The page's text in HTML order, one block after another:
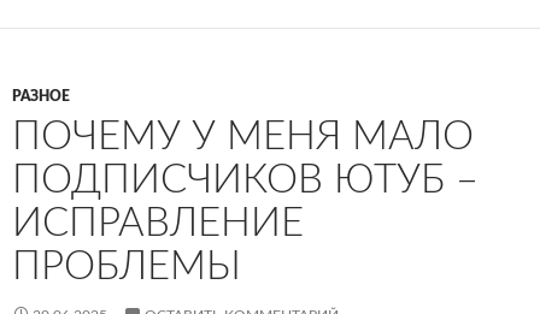
РАЗНОЕ
ПОЧЕМУ У МЕНЯ МАЛО
ПОДПИСЧИКОВ ЮТУБ –
ИСПРАВЛЕНИЕ
ПРОБЛЕМЫ